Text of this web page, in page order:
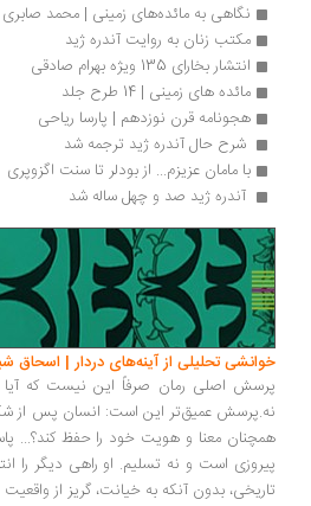
نگاهی به مائده‌های زمینی | محمد صابری
مکتب زنان به روایت آندره ژید
انتشار بخارای 135 ویژه بهرام صادقی
مائده های زمینی | 14 طرح جلد
هجونامه قرن نوزدهم | پارسا ریاحی
شرح حال آندره ژید ترجمه شد
با مامان عزیزم... از بودلر تا سنت اگزوپری
آندره ژید صد و چهل ساله شد
خوانشی تحلیلی از آینه‌های دردار | اسحاق
پرسش اصلی رمان صرفاً این نیست که آیا
نه.پرسش عمیق‌تر این است: انسان پس از
همچنان معنا و هویت خود را حفظ کند؟...
پیروزی است و نه تسلیم. او راهی دیگر را
تاریخی، بدون آنکه به خیانت، گریز از واقعیت